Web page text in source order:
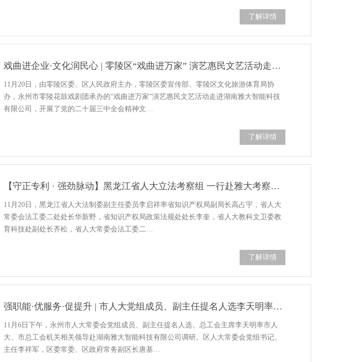
了解详情
戏曲进企业·文化润民心 | 零陵区“戏曲进万家” 演艺惠民文艺活动走进雅大
11月20日，由零陵区委、区人民政府主办，零陵区委宣传部、零陵区文化旅游体育局协
办，永州市零陵花鼓戏剧团承办的“戏曲进万家”演艺惠民文艺活动走进湖南雅大智能科技
有限公司，开展了党的二十届三中全会精神文…
了解详情
【守正专利 · 强劲脉动】黑龙江省人大立法考察组 一行赴雅大考察知识产权保护工作
11月20日，黑龙江省人大法制委副主任委员李启祥率省知识产权局副局长高占宇，省人大
常委会法工委二处处长华新野，省知识产权局政策法规处处长李奎，省人大教科文卫委教
育科技处副处长齐松，省人大常委会法工委二…
了解详情
强职能·优服务·促提升 | 市人大党组成员、副主任提名人选李天明率队赴雅大调研
11月6日下午，永州市人大常委会党组成员、副主任提名人选、总工会主席李天明率市人
大、市总工会机关相关领导赴湖南雅大智能科技有限公司调研。区人大常委会党组书记、
主任李祥军，区委常委、区政府常务副区长唐基…